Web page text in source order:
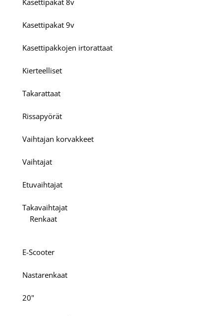
Kasettipakat 8v
Kasettipakat 9v
Kasettipakkojen irtorattaat
Kierteelliset
Takarattaat
Rissapyörät
Vaihtajan korvakkeet
Vaihtajat
Etuvaihtajat
Takavaihtajat
Renkaat
E-Scooter
Nastarenkaat
20"